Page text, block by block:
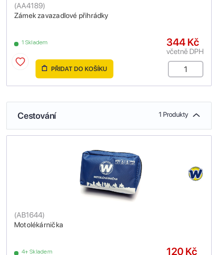
Zámek zavazadlové přihrádky
(AA4189)
1 Skladem 344 Kč
včetně DPH
PŘIDAT DO KOŠÍKU
Cestování 1 Produkty
Motolékárnička
(AB1644)
4+ Skladem 120 Kč